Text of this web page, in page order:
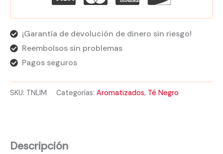
¡Garantía de devolución de dinero sin riesgo!
Reembolsos sin problemas
Pagos seguros
SKU: TNLIM Categorías: Aromatizados, Té Negro
Descripción